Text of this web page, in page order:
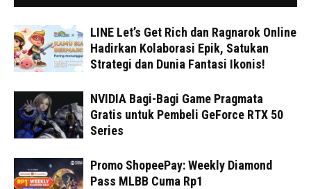
LINE Let’s Get Rich dan Ragnarok Online
Hadirkan Kolaborasi Epik, Satukan
Strategi dan Dunia Fantasi Ikonis!
NVIDIA Bagi-Bagi Game Pragmata
Gratis untuk Pembeli GeForce RTX 50
Series
Promo ShopeePay: Weekly Diamond
Pass MLBB Cuma Rp1